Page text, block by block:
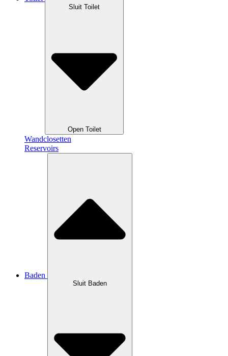
Sluit Toilet
Open Toilet
Wandclosetten
Reservoirs
Baden
Sluit Baden